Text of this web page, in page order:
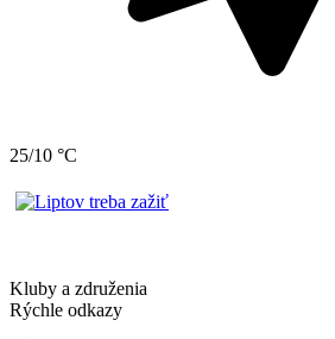
25/10 °C
Kluby a združenia
Rýchle odkazy